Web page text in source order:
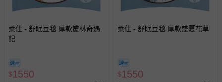
柔仕 - 舒眠豆毯 厚款叢林奇遇
記
$1550
柔仕 - 舒眠豆毯 厚款盛夏花草
$1550